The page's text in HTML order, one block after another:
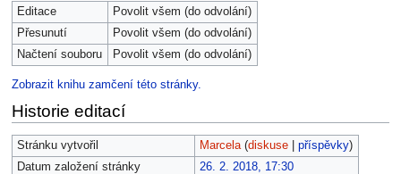
Editace
Povolit všem (do odvolání)
Přesunutí
Povolit všem (do odvolání)
Načtení souboru
Povolit všem (do odvolání)
Zobrazit knihu zamčení této stránky.
Historie editací
Stránku vytvořil Marcela (diskuse| příspěvky)
Datum založení stránky
26. 2. 2018, 17:30